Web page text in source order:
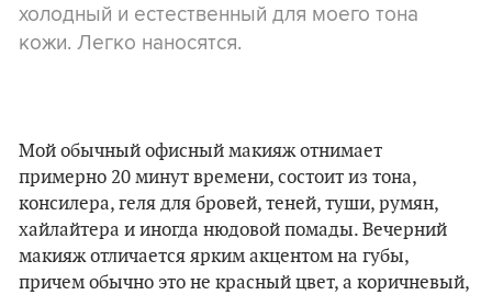
холодный и естественный для моего тона
кожи. Легко наносятся.
Мой обычный офисный макияж отнимает
примерно 20 минут времени, состоит из тона,
консилера, геля для бровей, теней, туши, румян,
хайлайтера и иногда нюдовой помады. Вечерний
макияж отличается ярким акцентом на губы,
причем обычно это не красный цвет, а коричневый,